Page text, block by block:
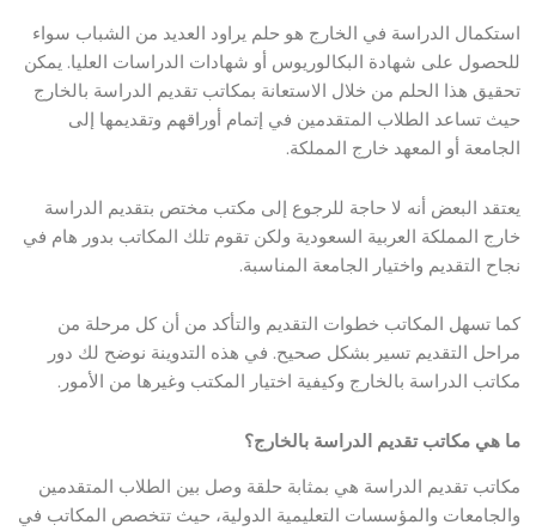
استكمال الدراسة في الخارج هو حلم يراود العديد من الشباب سواء
للحصول على شهادة البكالوريوس أو شهادات الدراسات العليا. يمكن
تحقيق هذا الحلم من خلال الاستعانة بمكاتب تقديم الدراسة بالخارج
حيث تساعد الطلاب المتقدمين في إتمام أوراقهم وتقديمها إلى
الجامعة أو المعهد خارج المملكة.
يعتقد البعض أنه لا حاجة للرجوع إلى مكتب مختص بتقديم الدراسة
خارج المملكة العربية السعودية ولكن تقوم تلك المكاتب بدور هام في
نجاح التقديم واختيار الجامعة المناسبة.
كما تسهل المكاتب خطوات التقديم والتأكد من أن كل مرحلة من
مراحل التقديم تسير بشكل صحيح. في هذه التدوينة نوضح لك دور
مكاتب الدراسة بالخارج وكيفية اختيار المكتب وغيرها من الأمور.
ما هي مكاتب تقديم الدراسة بالخارج؟
مكاتب تقديم الدراسة هي بمثابة حلقة وصل بين الطلاب المتقدمين
والجامعات والمؤسسات التعليمية الدولية، حيث تتخصص المكاتب في